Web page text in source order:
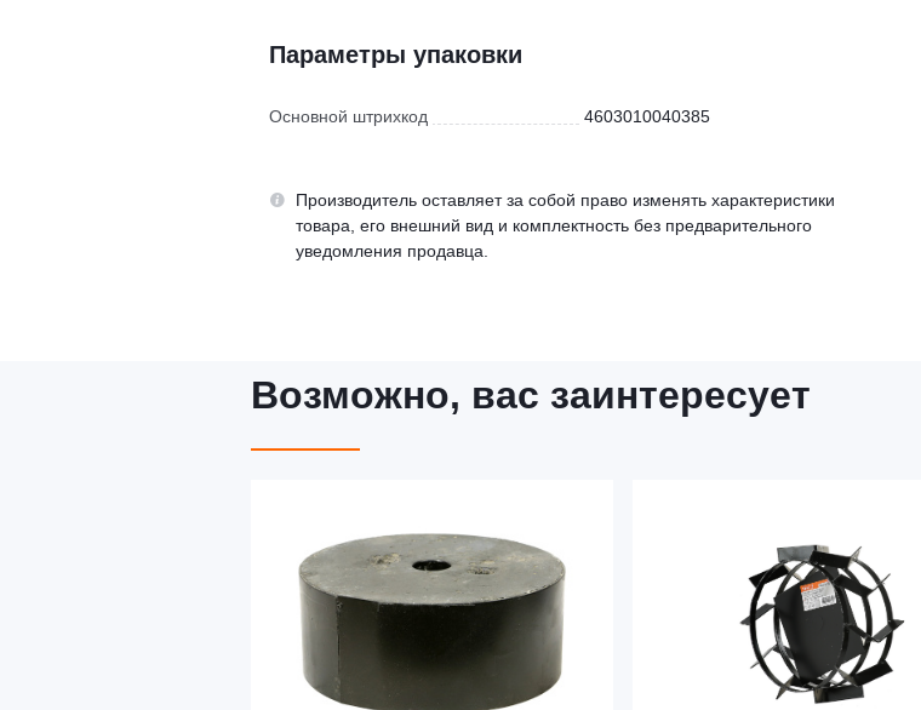
Параметры упаковки
Основной штрихкод 4603010040385
Производитель оставляет за собой право изменять характеристики
товара, его внешний вид и комплектность без предварительного
уведомления продавца.
Возможно, вас заинтересует